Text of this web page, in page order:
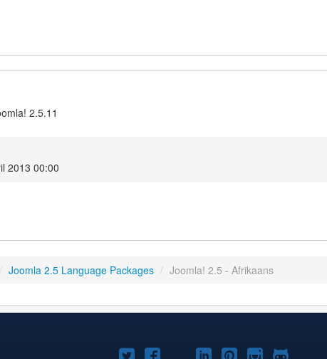
2.5.11
2013 00:00
/ Joomla 2.5 Language Packages / Joomla! 2.5 - Afrikaans